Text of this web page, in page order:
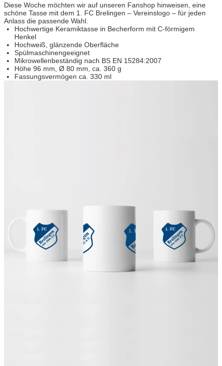
Diese Woche möchten wir auf unseren Fanshop hinweisen, eine
schöne Tasse mit dem 1. FC Brelingen – Vereinslogo – für jeden
Anlass die passende Wahl.
Hochwertige Keramiktasse in Becherform mit C-förmigem
Henkel
Hochweiß, glänzende Oberfläche
Spülmaschinengeeignet
Mikrowellenbeständig nach BS EN 15284:2007
Höhe 96 mm, Ø 80 mm, ca. 360 g
Fassungsvermögen ca. 330 ml